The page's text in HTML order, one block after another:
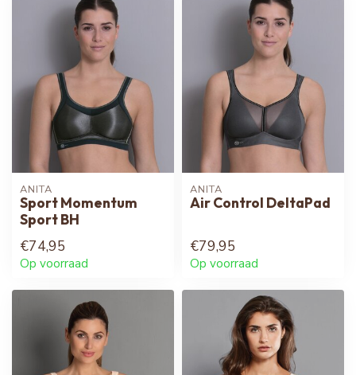
ANITA
Sport Momentum
Sport BH
€74,95
Op voorraad
ANITA
Air Control DeltaPad
€79,95
Op voorraad